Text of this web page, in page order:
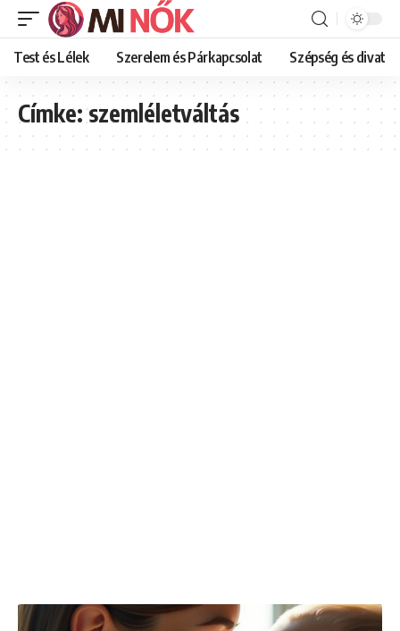
Test és Lélek Szerelem és Párkapcsolat Szépség és divat
Címke:szemléletváltás